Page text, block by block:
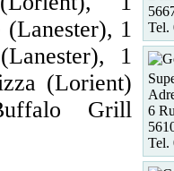
(Lanester), 1
1
(Lorient)
Grill
Tel.
6
Tel.